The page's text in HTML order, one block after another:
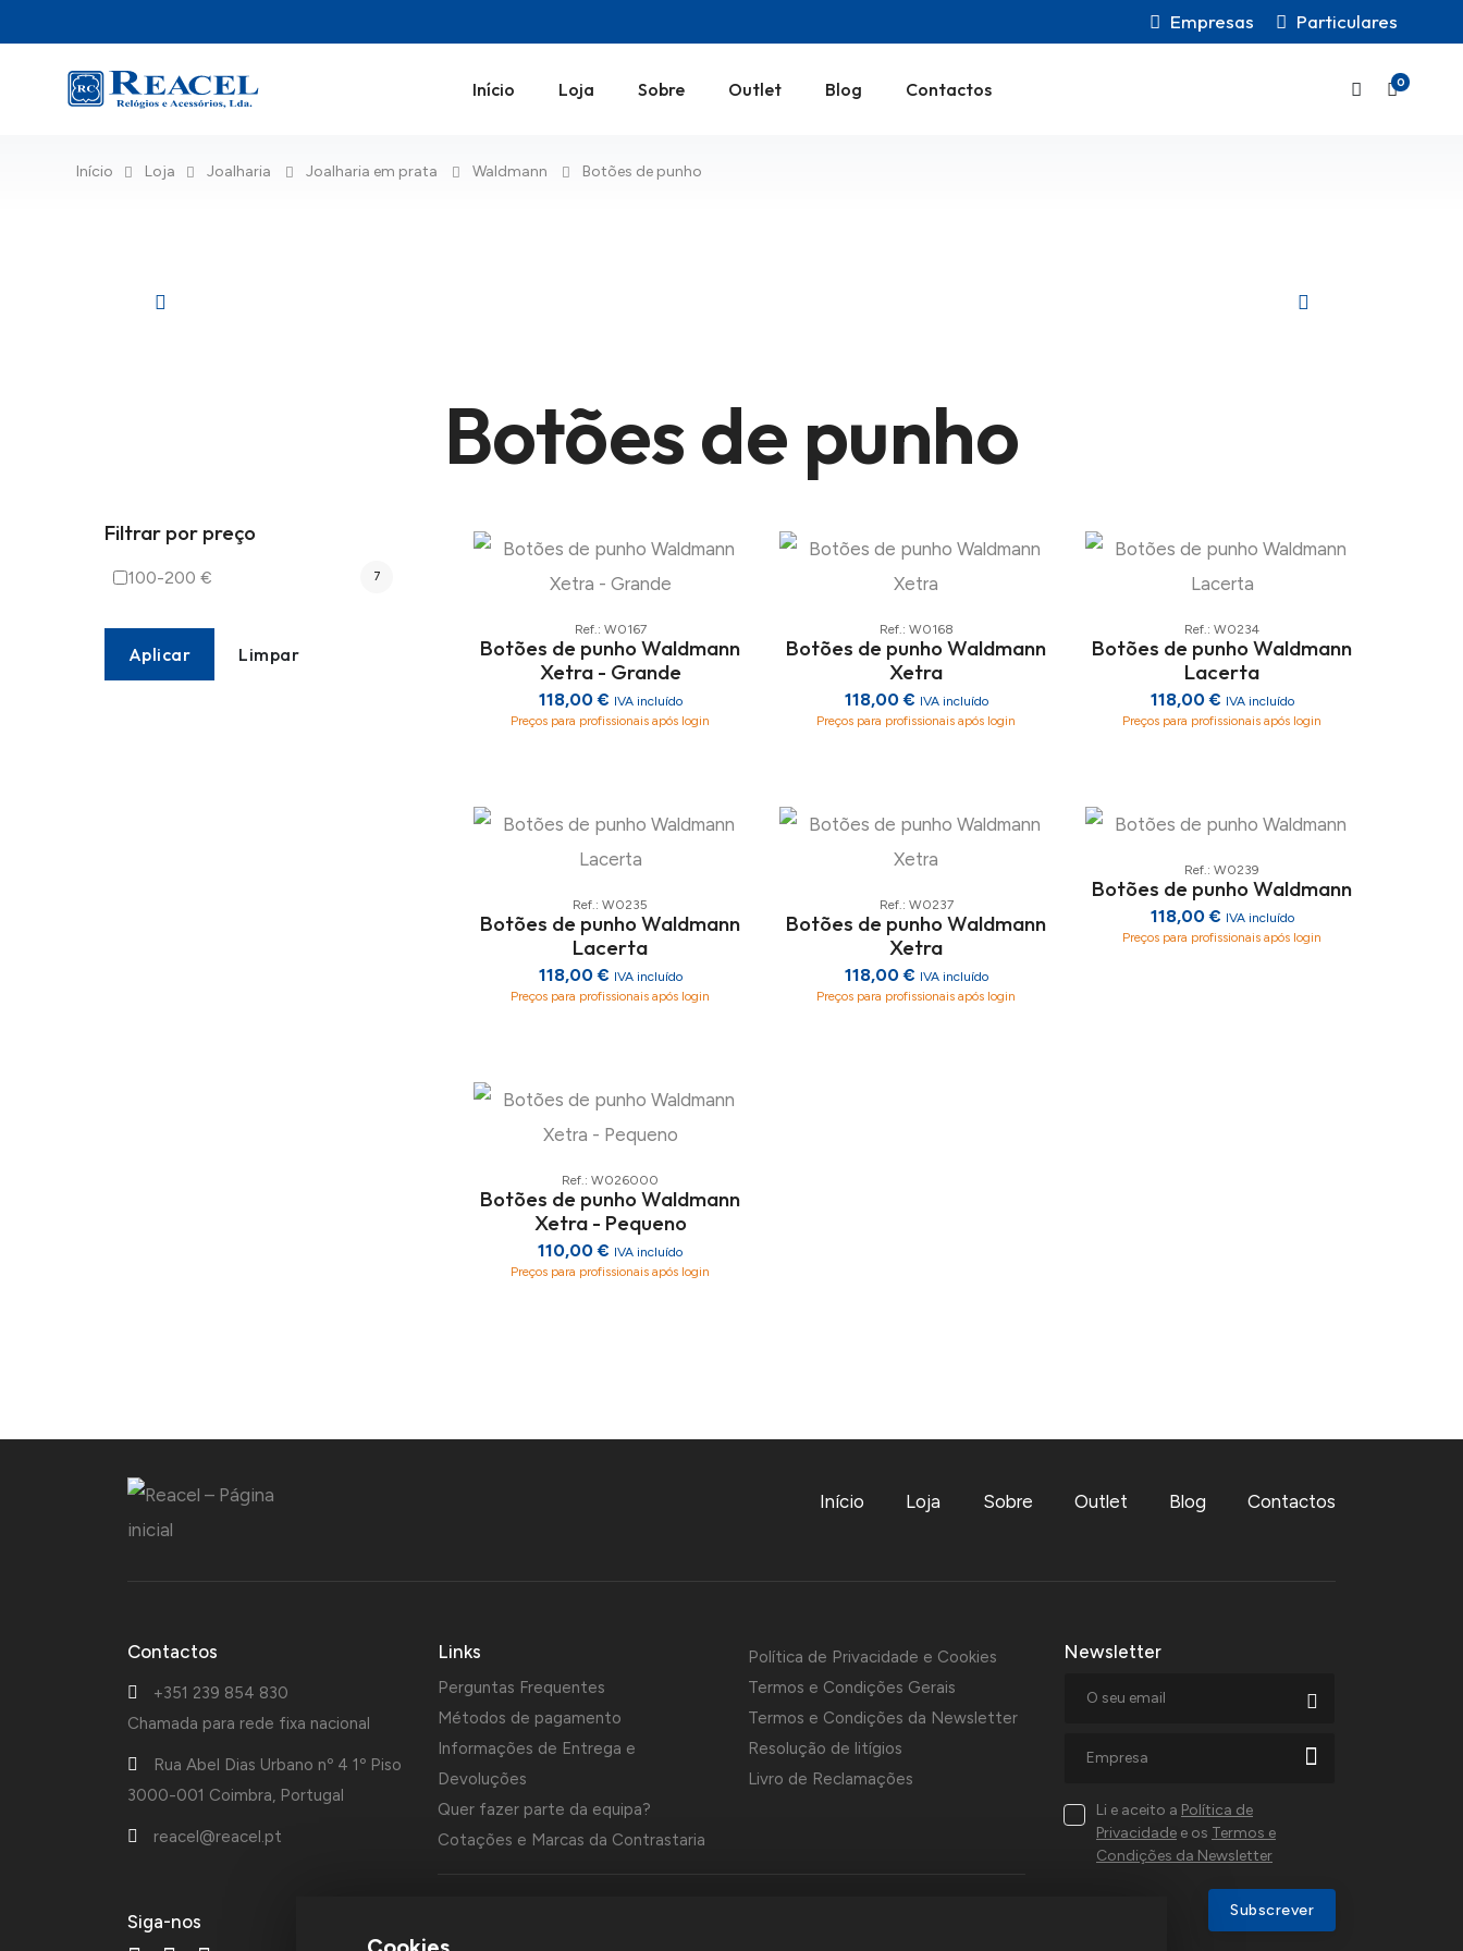
Empresas Particulares
Início Loja Sobre Outlet Blog Contactos 0
Início Loja Joalharia Joalharia em prata Waldmann Botões de punho
Botões de punho
Ref.: W0167
Botões de punho Waldmann
Xetra - Grande
118,00 € IVA incluído
Preços para profissionais após login
Ref.: W0168
Botões de punho Waldmann
Xetra
118,00 € IVA incluído
Preços para profissionais após login
Ref.: W0234
Botões de punho Waldmann
Lacerta
118,00 € IVA incluído
Preços para profissionais após login
Ref.: W0235
Botões de punho Waldmann
Lacerta
118,00 € IVA incluído
Preços para profissionais após login
Ref.: W0237
Botões de punho Waldmann
Xetra
118,00 € IVA incluído
Preços para profissionais após login
Ref.: W0239
Botões de punho Waldmann
118,00 € IVA incluído
Preços para profissionais após login
Ref.: W026000
Botões de punho Waldmann
Xetra - Pequeno
110,00 € IVA incluído
Preços para profissionais após login
Filtrar por preço
100-200 € 7
Aplicar Limpar
Início Loja Sobre Outlet Blog Contactos
Contactos
+351 239 854 830
Chamada para rede fixa nacional
Rua Abel Dias Urbano nº 4 1º Piso
3000-001 Coimbra, Portugal
reacel@reacel.pt
Siga-nos
Links
Perguntas Frequentes
Métodos de pagamento
Informações de Entrega e
Devoluções
Quer fazer parte da equipa?
Cotações e Marcas da Contrastaria
Política de Privacidade e Cookies
Termos e Condições Gerais
Termos e Condições da Newsletter
Resolução de litígios
Livro de Reclamações
Newsletter
Li e aceito a Política de
Privacidade e os Termos e
Condições da Newsletter
Subscrever